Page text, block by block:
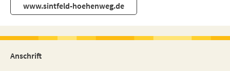
www.sintfeld-hoehenweg.de
Anschrift